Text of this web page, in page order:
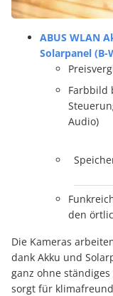
ABUS WLAN
Solarpanel (B-
Farbbild
Audio)
den
Die Kameras
dank Akku und
ganz ohne ständiges
sorgt für